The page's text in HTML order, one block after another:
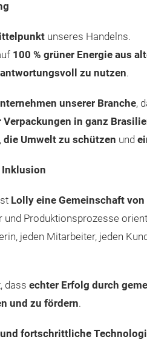
unseres Handelns.
100 % grüner Energie aus
zu nutzen.
unserer Branche,
in ganz
die Umwelt zu schützen und
Inklusion
Lolly eine Gemeinschaft von
und Produktionsprozesse
jeden Mitarbeiter, jeden
dass echter Erfolg durch
und zu fördern.
fortschrittliche